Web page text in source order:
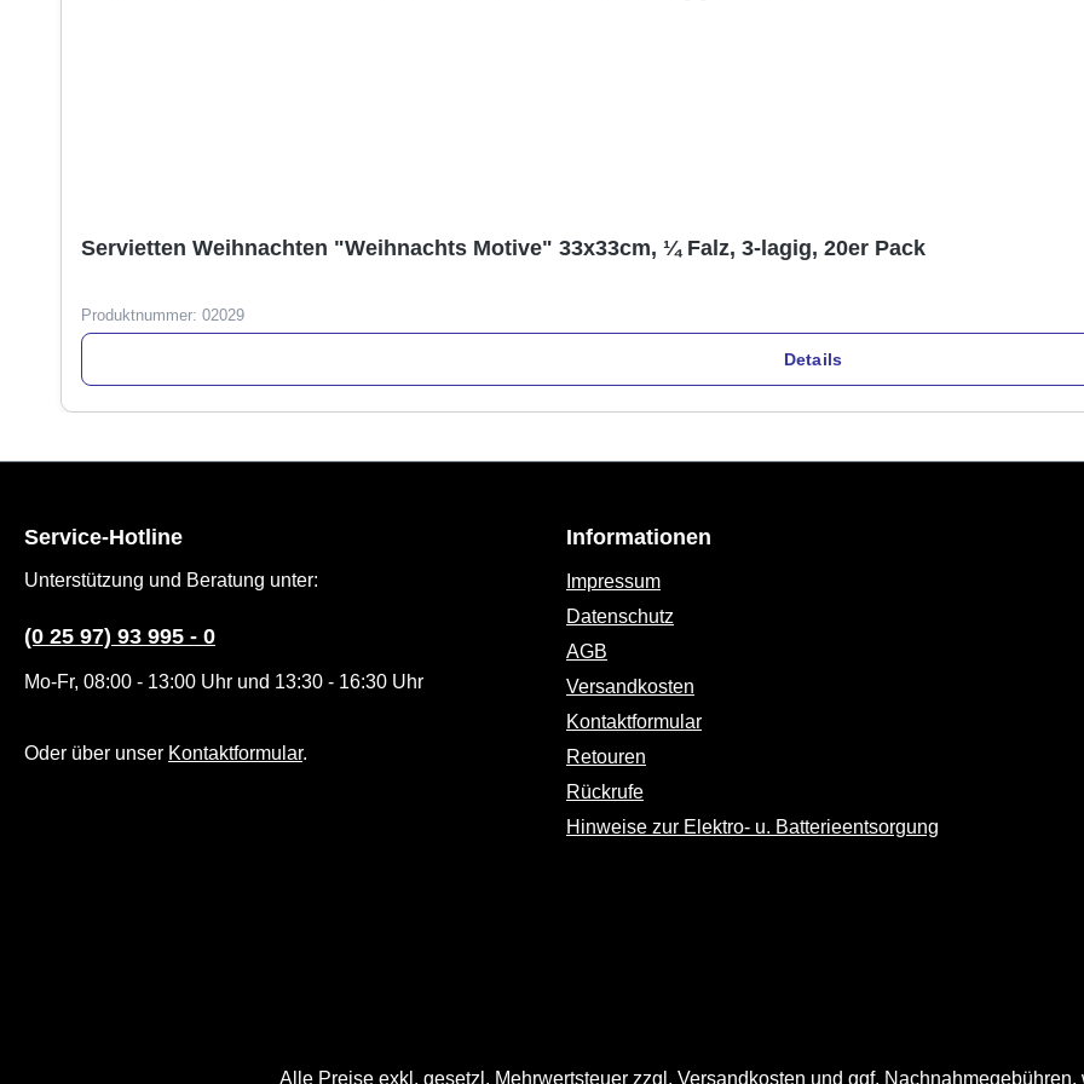
Servietten Weihnachten "Weihnachts Motive" 33x33cm, ¼ Falz, 3-lagig, 20er Pack
Produktnummer: 02029
Details
Service-Hotline
Unterstützung und Beratung unter:
(0 25 97) 93 995 - 0
Mo-Fr, 08:00 - 13:00 Uhr und 13:30 - 16:30 Uhr
Oder über unser Kontaktformular.
Informationen
Impressum
Datenschutz
AGB
Versandkosten
Kontaktformular
Retouren
Rückrufe
Hinweise zur Elektro- u. Batterieentsorgung
Alle Preise exkl. gesetzl. Mehrwertsteuer zzgl. Versandkosten und ggf.